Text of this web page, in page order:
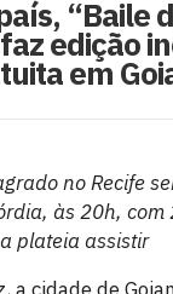
“Baile
edição
em
no Recife
às 20h, com
plateia assistir